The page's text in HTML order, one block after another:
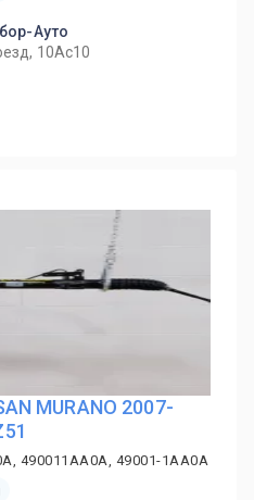
Ауто
10Ас10
MURANO 2007-
490011AA0A, 49001-1AA0A